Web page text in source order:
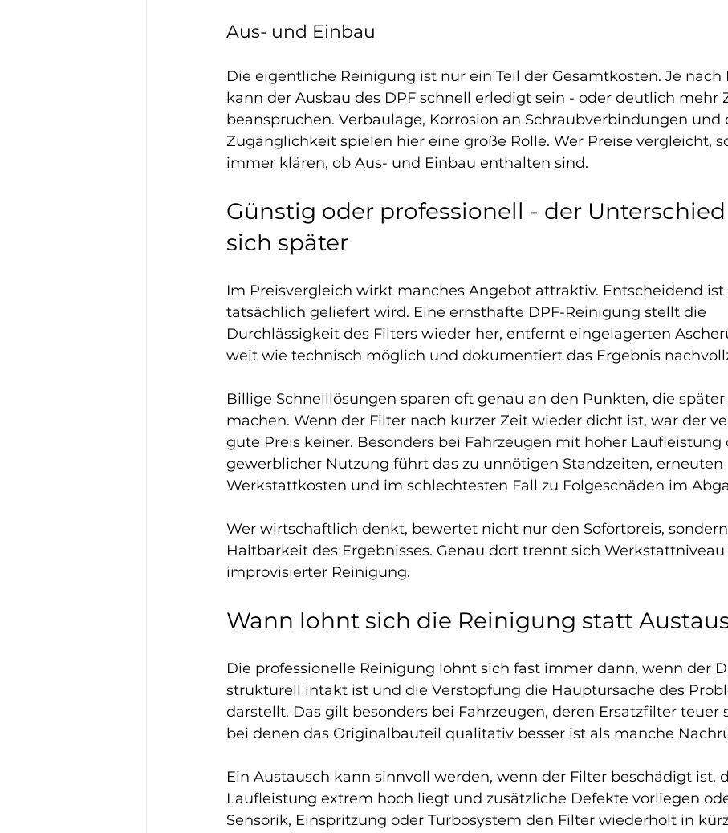
Aus- und Einbau
Die eigentliche Reinigung ist nur ein Teil der Gesamtkosten. Je nach
kann der Ausbau des DPF schnell erledigt sein - oder deutlich mehr
beanspruchen. Verbaulage, Korrosion an Schraubverbindungen und
Zugänglichkeit spielen hier eine große Rolle. Wer Preise vergleicht,
immer klären, ob Aus- und Einbau enthalten sind.
Günstig oder professionell - der
sich später
Im Preisvergleich wirkt manches Angebot attraktiv. Entscheidend ist
tatsächlich geliefert wird. Eine ernsthafte DPF-Reinigung stellt die
Durchlässigkeit des Filters wieder her, entfernt eingelagerten
weit wie technisch möglich und dokumentiert das Ergebnis
Billige Schnelllösungen sparen oft genau an den Punkten, die
machen. Wenn der Filter nach kurzer Zeit wieder dicht ist, war der
gute Preis keiner. Besonders bei Fahrzeugen mit hoher Laufleistung
gewerblicher Nutzung führt das zu unnötigen Standzeiten, erneuten
Werkstattkosten und im schlechtesten Fall zu Folgeschäden im
Wer wirtschaftlich denkt, bewertet nicht nur den Sofortpreis,
Haltbarkeit des Ergebnisses. Genau dort trennt sich Werkstattniveau
improvisierter Reinigung.
Wann lohnt sich die Reinigung statt
Die professionelle Reinigung lohnt sich fast immer dann, wenn der
strukturell intakt ist und die Verstopfung die Hauptursache des
darstellt. Das gilt besonders bei Fahrzeugen, deren Ersatzfilter teuer
bei denen das Originalbauteil qualitativ besser ist als manche
Ein Austausch kann sinnvoll werden, wenn der Filter beschädigt ist,
Laufleistung extrem hoch liegt und zusätzliche Defekte vorliegen
Sensorik, Einspritzung oder Turbosystem den Filter wiederholt in